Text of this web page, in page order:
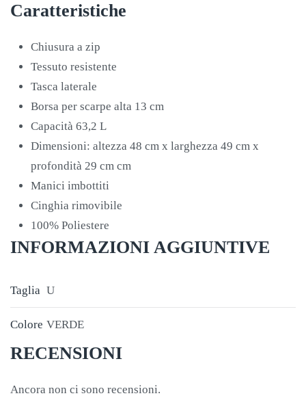
Caratteristiche
Chiusura a zip
Tessuto resistente
Tasca laterale
Borsa per scarpe alta 13 cm
Capacità 63,2 L
Dimensioni: altezza 48 cm x larghezza 49 cm x
profondità 29 cm cm
Manici imbottiti
Cinghia rimovibile
100% Poliestere
INFORMAZIONI AGGIUNTIVE
Taglia U
Colore VERDE
RECENSIONI
Ancora non ci sono recensioni.